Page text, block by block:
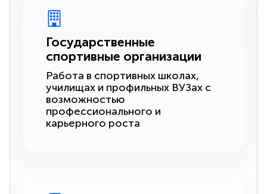
Государственные
спортивные организации
Работа в спортивных школах,
училищах и профильных ВУЗах с
возможностью
профессионального и
карьерного роста